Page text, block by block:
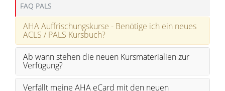
FAQ PALS
AHA Auffrischungskurse - Benötige ich ein neues
ACLS / PALS Kursbuch?
Ab wann stehen die neuen Kursmaterialien zur
Verfügung?
Verfällt meine AHA eCard mit den neuen